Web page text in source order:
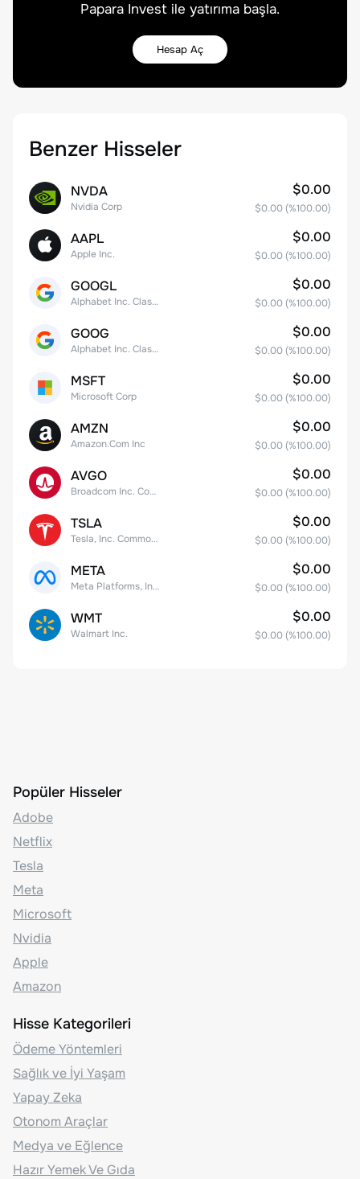
Papara Invest ile yatırıma başla.
Hesap Aç
Benzer Hisseler
NVDA
Nvidia Corp
$0.00
$0.00 (%100.00)
AAPL
Apple Inc.
$0.00
$0.00 (%100.00)
GOOGL
Alphabet Inc. Class A Common Stock
$0.00
$0.00 (%100.00)
GOOG
Alphabet Inc. Class C Capital Stock
$0.00
$0.00 (%100.00)
MSFT
Microsoft Corp
$0.00
$0.00 (%100.00)
AMZN
Amazon.Com Inc
$0.00
$0.00 (%100.00)
AVGO
Broadcom Inc. Common Stock
$0.00
$0.00 (%100.00)
TSLA
Tesla, Inc. Common Stock
$0.00
$0.00 (%100.00)
META
Meta Platforms, Inc. Class A Common Stock
$0.00
$0.00 (%100.00)
WMT
Walmart Inc.
$0.00
$0.00 (%100.00)
Popüler Hisseler
Adobe
Netflix
Tesla
Meta
Microsoft
Nvidia
Apple
Amazon
Hisse Kategorileri
Ödeme Yöntemleri
Sağlık ve İyi Yaşam
Yapay Zeka
Otonom Araçlar
Medya ve Eğlence
Hazır Yemek Ve Gıda